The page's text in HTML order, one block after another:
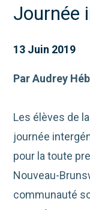
Journée
13 Juin 2019
Par Audrey
Les élèves de
journée
pour la toute
Nouveau-
communauté